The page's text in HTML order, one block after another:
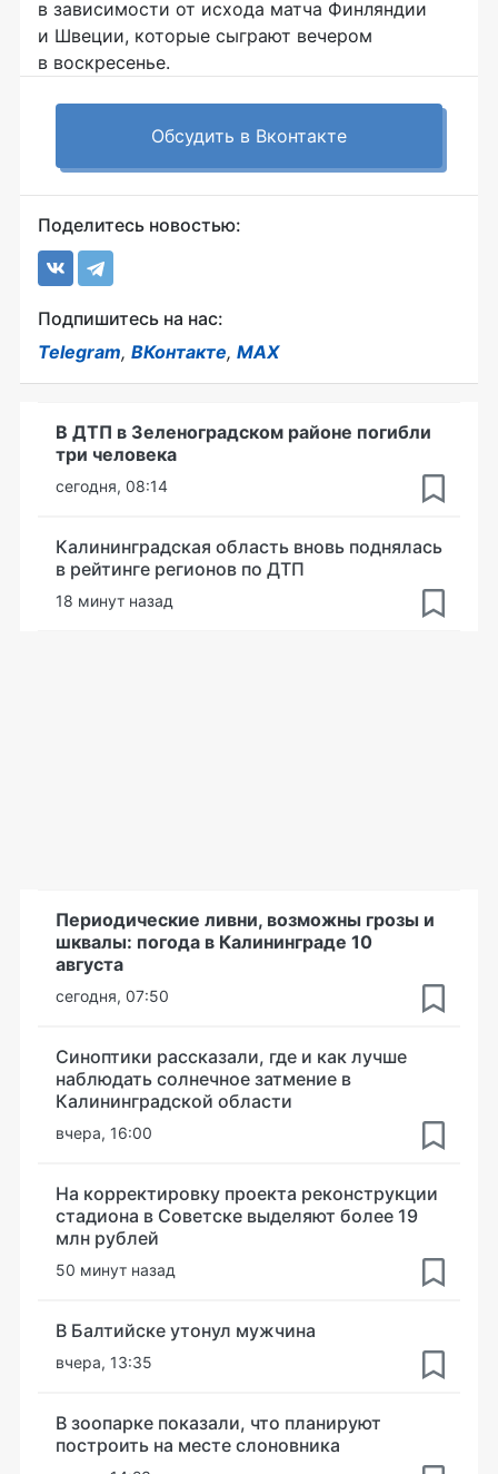
в зависимости от исхода матча Финляндии
и Швеции, которые сыграют вечером
в воскресенье.
Обсудить в Вконтакте
Поделитесь новостью:
Подпишитесь на нас:
Telegram, ВКонтакте, MAX
В ДТП в Зеленоградском районе погибли
три человека
сегодня, 08:14
Калининградская область вновь поднялась
в рейтинге регионов по ДТП
18 минут назад
Периодические ливни, возможны грозы и
шквалы: погода в Калининграде 10
августа
сегодня, 07:50
Синоптики рассказали, где и как лучше
наблюдать солнечное затмение в
Калининградской области
вчера, 16:00
На корректировку проекта реконструкции
стадиона в Советске выделяют более 19
млн рублей
50 минут назад
В Балтийске утонул мужчина
вчера, 13:35
В зоопарке показали, что планируют
построить на месте слоновника